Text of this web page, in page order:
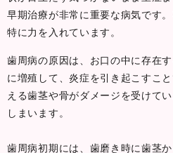
早期治療が非常に重要な病気です
特に力を入れています。
歯周病の原因は、お口の中に存在
に増殖して、炎症を引き起こすこ
える歯茎や骨がダメージを受けて
しまいます。
歯周病初期には、歯磨き時に歯茎